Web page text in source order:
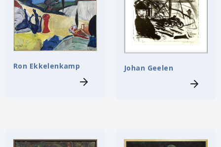
Ron Ekkelenkamp Johan Geelen